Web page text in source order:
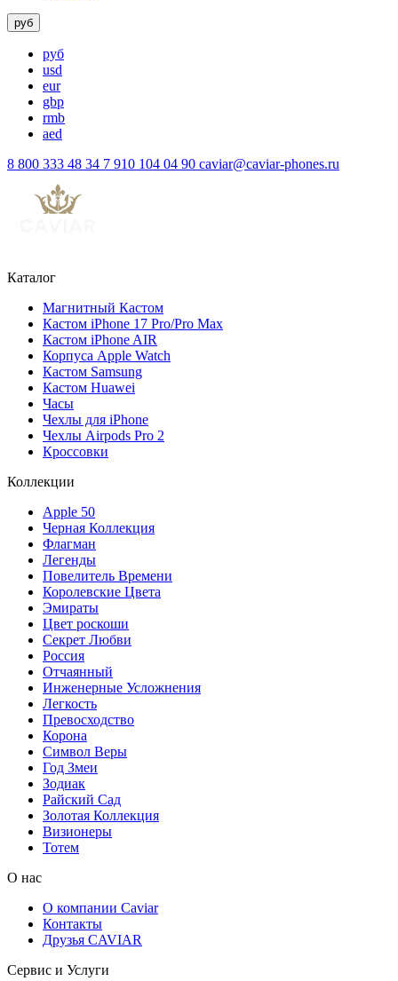
руб
руб
usd
eur
gbp
rmb
aed
8 800 333 48 34 7 910 104 04 90 caviar@caviar-phones.ru
Каталог
Магнитный Кастом
Кастом iPhone 17 Pro/Pro Max
Кастом iPhone AIR
Корпуса Apple Watch
Кастом Samsung
Кастом Huawei
Часы
Чехлы для iPhone
Чехлы Airpods Pro 2
Кроссовки
Коллекции
Apple 50
Черная Коллекция
Флагман
Легенды
Повелитель Времени
Королевские Цвета
Эмираты
Цвет роскоши
Секрет Любви
Россия
Отчаянный
Инженерные Усложнения
Легкость
Превосходство
Корона
Символ Веры
Год Змеи
Зодиак
Райский Сад
Золотая Коллекция
Визионеры
Тотем
О нас
О компании Caviar
Контакты
Друзья CAVIAR
Сервис и Услуги